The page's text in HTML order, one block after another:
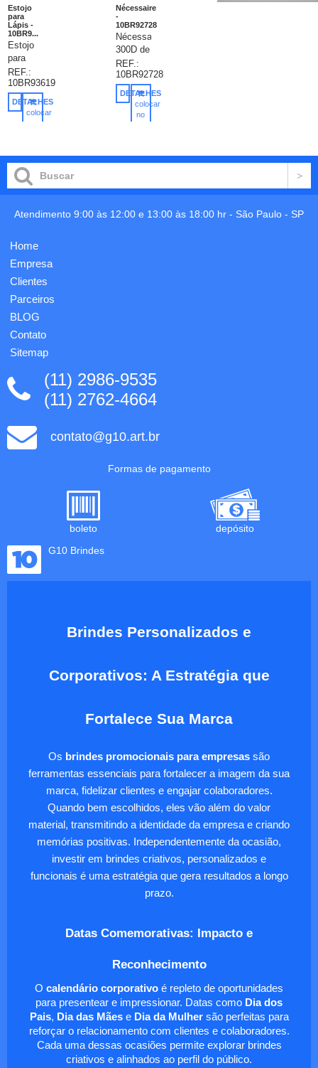
Estojo
para
Lápis -
10BR9...
Estojo
para
lápis
personalizados.
Non-
woven:
100
110
mm.
Gravação
cor já
REF.:
10BR93619
DETALHES
colocar
Nécessaire
-
10BR92728
Nécessaire.
300D de
alta
densidade.
Com
pega e
bolso
220 x
115
Personalização
REF.:
10BR92728
DETALHES
colocar
no
Atendimento 9:00 às 12:00 e 13:00 às 18:00 hr - São Paulo - SP
Home
Empresa
Clientes
Parceiros
BLOG
Contato
Sitemap
(11) 2986-9535
(11) 2762-4664
contato@g10.art.br
Formas de pagamento
boleto
depósito
G10 Brindes
Brindes Personalizados e
Corporativos: A Estratégia que
Fortalece Sua Marca
Os brindes promocionais para empresas são
ferramentas essenciais para fortalecer a imagem da sua
marca, fidelizar clientes e engajar colaboradores.
Quando bem escolhidos, eles vão além do valor
material, transmitindo a identidade da empresa e criando
memórias positivas. Independentemente da ocasião,
investir em brindes criativos, personalizados e
funcionais é uma estratégia que gera resultados a longo
prazo.
Datas Comemorativas: Impacto e
Reconhecimento
O calendário corporativo é repleto de oportunidades
para presentear e impressionar. Datas como Dia dos
Pais, Dia das Mãese Dia da Mulhersão perfeitas para
reforçar o relacionamento com clientes e colaboradores.
Cada uma dessas ocasiões permite explorar brindes
criativos e alinhados ao perfil do público.